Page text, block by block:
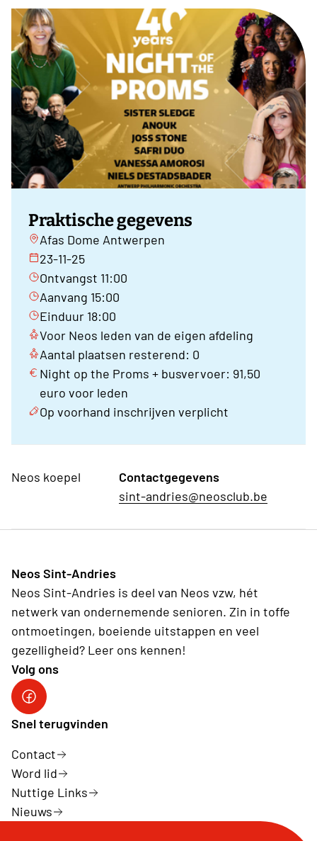
Praktische gegevens
Afas Dome Antwerpen
23-11-25
Ontvangst 11:00
Aanvang 15:00
Einduur 18:00
Voor Neos leden van de eigen afdeling
Aantal plaatsen resterend: 0
Night op the Proms + busvervoer: 91,50
euro voor leden
Op voorhand inschrijven verplicht
Neos koepel
Contactgegevens
sint-andries@neosclub.be
Neos Sint-Andries
Neos Sint-Andries is deel van Neos vzw, hét
netwerk van ondernemende senioren. Zin in toffe
ontmoetingen, boeiende uitstappen en veel
gezelligheid? Leer ons kennen!
Volg ons
Volg ons op facebook
Snel terugvinden
Contact
Word lid
Nuttige Links
Nieuws